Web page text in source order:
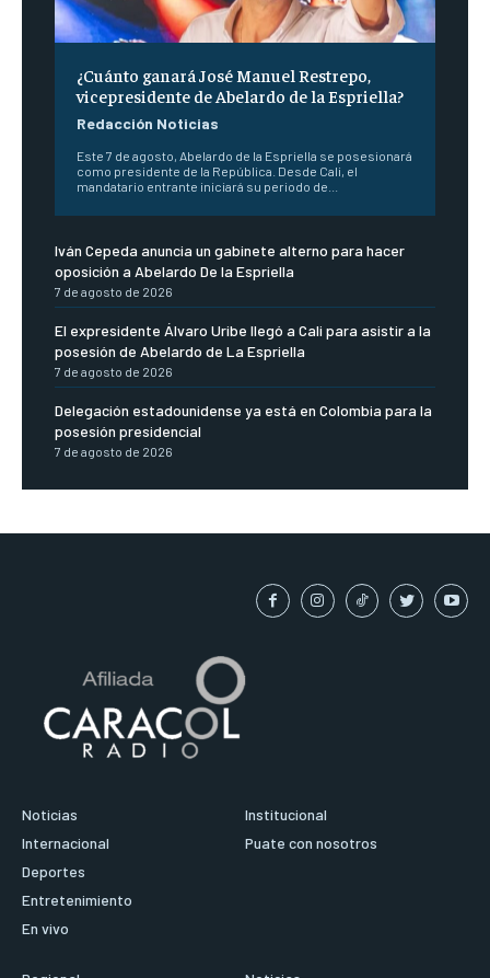
¿Cuánto ganará José Manuel Restrepo,
vicepresidente de Abelardo de la Espriella?
Redacción Noticias
Este 7 de agosto, Abelardo de la Espriella se posesionará
como presidente de la República. Desde Cali, el
mandatario entrante iniciará su periodo de...
Iván Cepeda anuncia un gabinete alterno para hacer
oposición a Abelardo De la Espriella
7 de agosto de 2026
El expresidente Álvaro Uribe llegó a Cali para asistir a la
posesión de Abelardo de La Espriella
7 de agosto de 2026
Delegación estadounidense ya está en Colombia para la
posesión presidencial
7 de agosto de 2026
Noticias
Internacional
Deportes
Entretenimiento
En vivo
Institucional
Puate con nosotros